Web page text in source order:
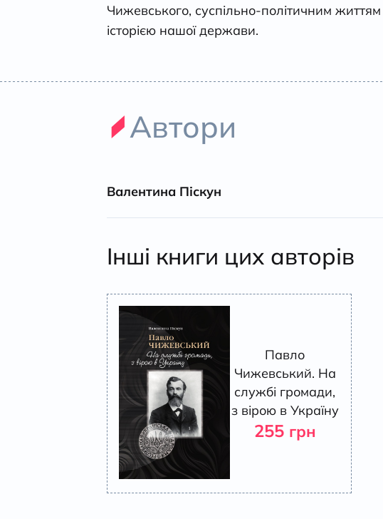
Чижевського, суспільно-політичним життям
історією нашої держави.
Автори
Валентина Піскун
Інші книги цих авторів
Павло
Чижевський. На
службі громади,
з вірою в Україну
255 грн